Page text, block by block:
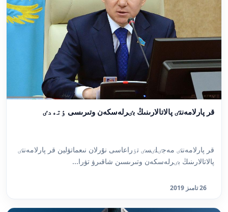
قر پارلامەنتٸ پالاتالارىنىڭ بٸرلەسكەن وتىرىسى ٶتەدٸ
قر پارلامەنتٸ مەجٸلٸسٸ تٶراعاسى نۇرلان نىعماتۋلين قر پارلامەنتٸ
پالاتالارىنىڭ بٸرلەسكەن وتىرىسىن شاقىرۋ تۋرا...
26 تامىز 2019